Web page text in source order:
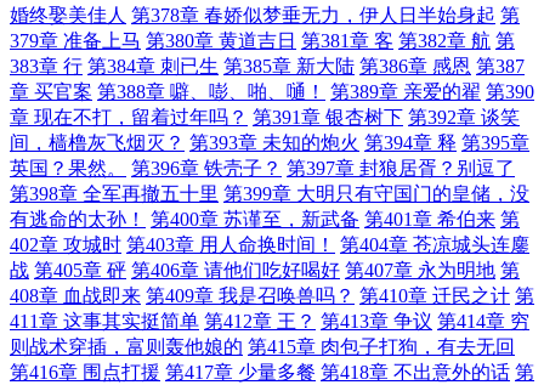
婚终娶美佳人 第378章 春娇似梦垂无力，伊人日半始身起 第
379章 准备上马 第380章 黄道吉日 第381章 客 第382章 航 第
383章 行 第384章 刺已生 第385章 新大陆 第386章 感恩 第387
章 买官案 第388章 噼、嘭、啪、嗵！ 第389章 亲爱的翟 第390
章 现在不打，留着过年吗？ 第391章 银杏树下 第392章 谈笑
间，樯橹灰飞烟灭？ 第393章 未知的炮火 第394章 释 第395章
英国？果然。
第396章 铁壳子？ 第397章 封狼居胥？别逗了
第398章 全军再撤五十里 第399章 大明只有守国门的皇储，没
有逃命的太孙！
第400章 苏谨至，新武备 第401章 希伯来 第
402章 攻城时 第403章 用人命换时间！
第404章 苍凉城头连鏖
战 第405章 砰 第406章 请他们吃好喝好 第407章 永为明地 第
408章 血战即来 第409章 我是召唤兽吗？ 第410章 迁民之计 第
411章 这事其实挺简单 第412章 王？ 第413章 争议 第414章 穷
则战术穿插，富则轰他娘的 第415章 肉包子打狗，有去无回
第416章 围点打援 第417章 少量多餐 第418章 不出意外的话 第